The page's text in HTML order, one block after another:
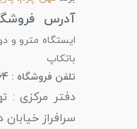
آدرس
ایستگاه مترو و
باتکاپ
تلفن فروشگاه : 47764-021 داخلی 120
دفتر مرکزی :
سرافراز خیابان